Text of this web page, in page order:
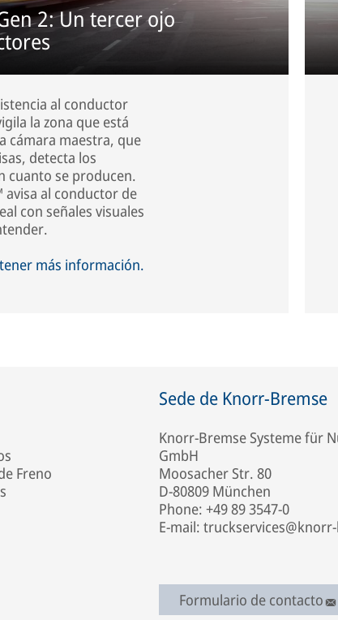
2: Un tercer ojo
al conductor
la zona que está
cámara maestra, que
detecta los
cuanto se producen.
avisa al conductor de
con señales visuales
más información.
Freno
Sede de Knorr-Bremse
Knorr-Bremse Systeme für
GmbH
Moosacher Str. 80
D-80809 München
Phone: +49 89 3547-0
E-mail:
Formulario de contacto